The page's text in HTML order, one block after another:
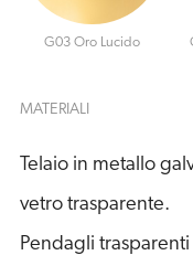
G03 Oro Lucido
MATERIALI
Telaio in metallo
vetro trasparente.
Pendagli